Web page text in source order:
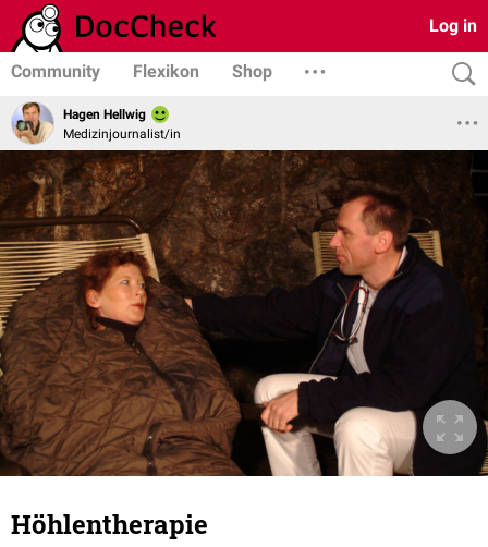
Log in
Community Flexikon Shop
Hagen Hellwig
Medizinjournalist/in
Höhlentherapie